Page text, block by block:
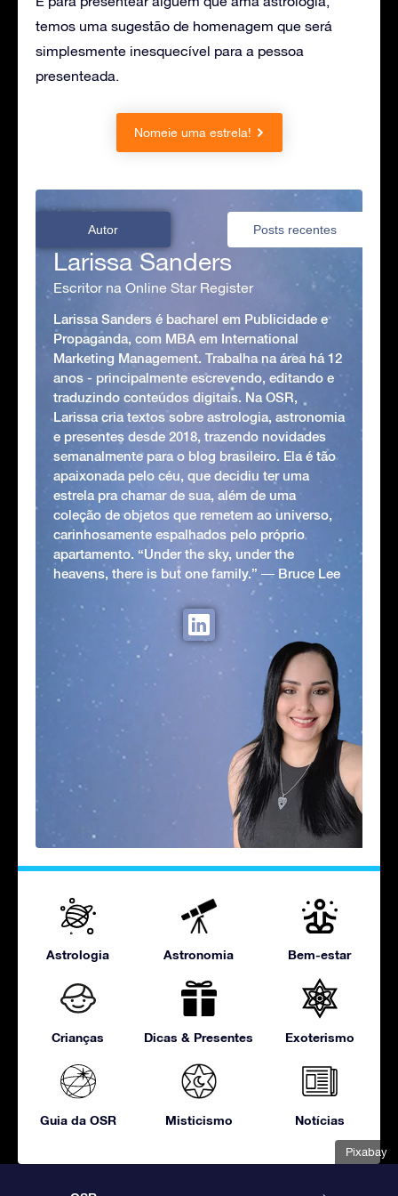
Pixabay
temos uma sugestão de homenagem que será
simplesmente inesquecível para a pessoa
presenteada.
Nomeie uma estrela!
Autor Posts recentes
Larissa Sanders
Escritor na Online Star Register
Larissa Sanders é bacharel em Publicidade e
Propaganda, com MBA em International
Marketing Management. Trabalha na área há 12
anos - principalmente escrevendo, editando e
traduzindo conteúdos digitais. Na OSR,
Larissa cria textos sobre astrologia, astronomia
e presentes desde 2018, trazendo novidades
semanalmente para o blog brasileiro. Ela é tão
apaixonada pelo céu, que decidiu ter uma
estrela pra chamar de sua, além de uma
coleção de objetos que remetem ao universo,
carinhosamente espalhados pelo próprio
apartamento. “Under the sky, under the
heavens, there is but one family.” ― Bruce Lee
Astrologia Astronomia Bem-estar
Crianças Dicas & Presentes Exoterismo
Guia da OSR Misticismo Notícias